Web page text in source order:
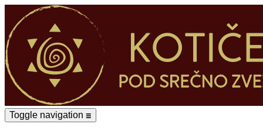
Toggle navigation ☰